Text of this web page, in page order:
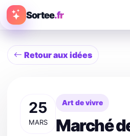
Sortee.fr
Retour aux idées
25
MARS
Art de vivre
Marché